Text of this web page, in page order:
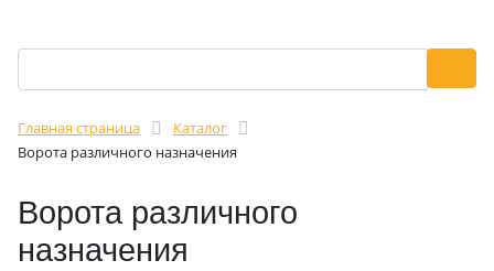
Главная страница
Каталог
Ворота различного назначения
Ворота различного
назначения